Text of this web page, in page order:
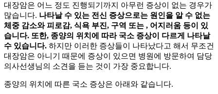
대장암은 어느 정도 진행되기까지 아무런 증상이 없는 경우가
많습니다. 나타날 수 있는 전신 증상으로는 원인을 알 수 없는
체중 감소와 피로감, 식욕 부진, 구역 또는 , 어지러움 등이 있
습니다. 또한, 종양의 위치에 따라 국소 증상이 다르게 나타날
수 있습니다. 하지만 이러한 증상들이 나타났다고 해서 무조건
대장암은 아니기 때문에 증상이 있으면 병원에 방문하여 담당
의사선생님의 소견을 듣는 것이 가장 중요합니다.
종양의 위치에 따른 국소 증상은 아래와 같습니다.